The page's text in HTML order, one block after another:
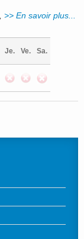
>> En savoir plus...
Je. Ve. Sa.